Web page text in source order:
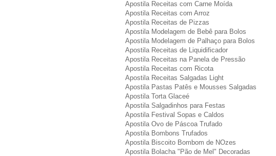
Apostila Receitas com Carne Moída
Apostila Receitas com Arroz
Apostila Receitas de Pizzas
Apostila Modelagem de Bebê para Bolos
Apostila Modelagem de Palhaço para Bolos
Apostila Receitas de Liquidificador
Apostila Receitas na Panela de Pressão
Apostila Receitas com Ricota
Apostila Receitas Salgadas Light
Apostila Pastas Patês e Mousses Salgadas
Apostila Torta Glaceé
Apostila Salgadinhos para Festas
Apostila Festival Sopas e Caldos
Apostila Ovo de Páscoa Trufado
Apostila Bombons Trufados
Apostila Biscoito Bombom de NOzes
Apostila Bolacha "Pão de Mel" Decoradas